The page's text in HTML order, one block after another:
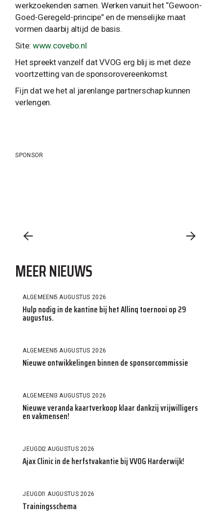
werkzoekenden samen. Werken vanuit het “Gewoon-
Goed-Geregeld-principe” en de menselijke maat
vormen daarbij altijd de basis.
Site: www.covebo.nl
Het spreekt vanzelf dat VVOG erg blij is met deze
voortzetting van de sponsorovereenkomst.
Fijn dat we het al jarenlange partnerschap kunnen
verlengen.
SPONSOR
MEER NIEUWS
ALGEMEEN5 AUGUSTUS 2026
Hulp nodig in de kantine bij het Allinq toernooi op 29
augustus.
ALGEMEEN5 AUGUSTUS 2026
Nieuwe ontwikkelingen binnen de sponsorcommissie
ALGEMEEN3 AUGUSTUS 2026
Nieuwe veranda kaartverkoop klaar dankzij vrijwilligers
en vakmensen!
JEUGD2 AUGUSTUS 2026
Ajax Clinic in de herfstvakantie bij VVOG Harderwijk!
JEUGD1 AUGUSTUS 2026
Trainingsschema